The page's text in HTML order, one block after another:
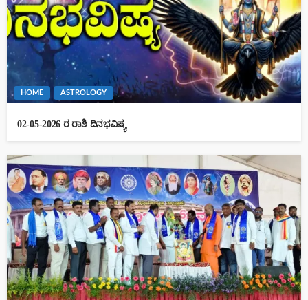
HOME ASTROLOGY
02-05-2026 ರ ರಾಶಿ ದಿನಭವಿಷ್ಯ